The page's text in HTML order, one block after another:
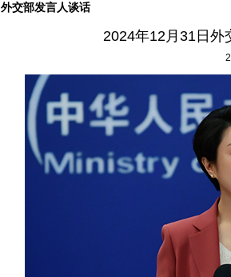
外交部发言人谈话
2024年12月31日外